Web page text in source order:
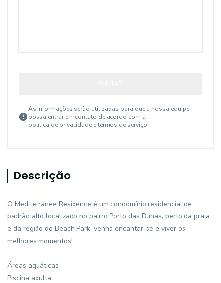
As informações serão utilizadas para que a nossa equipe
possa entrar em contato de acordo com a
política de privacidade e termos de serviço
Descrição
O Mediterranee Residence é um condomínio residencial de
padrão alto localizado no bairro Porto das Dunas, perto da praia
e da região do Beach Park, venha encantar-se e viver os
melhores momentos!
Áreas aquáticas
Piscina adulta